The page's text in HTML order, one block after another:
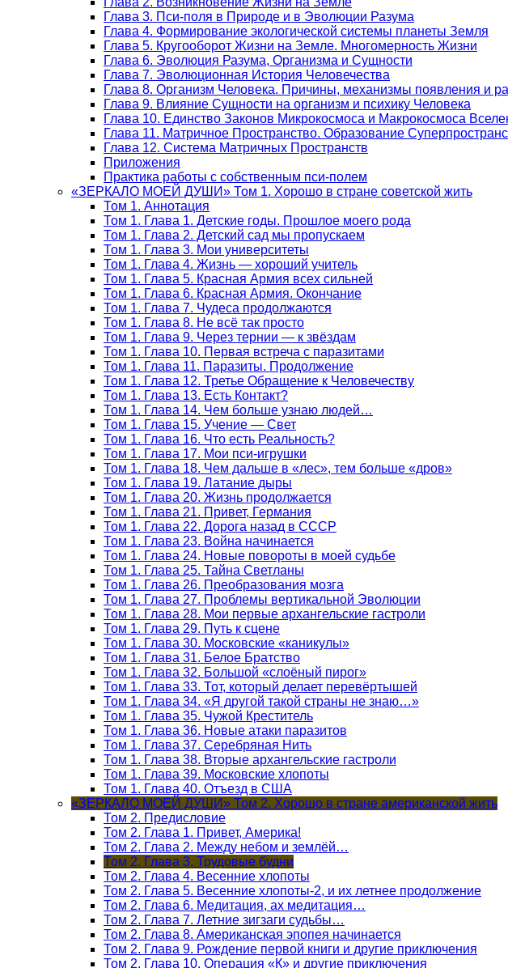
Глава 3. Пси-поля в Природе и в Эволюции Разума
Глава 4. Формирование экологической системы планеты Земля
Глава 5. Кругооборот Жизни на Земле. Многомерность Жизни
Глава 6. Эволюция Разума, Организма и Сущности
Глава 7. Эволюционная История Человечества
Глава 8. Организм Человека. Причины, механизмы появления и
Глава 9. Влияние Сущности на организм и психику Человека
Глава 10. Единство Законов Микрокосмоса и Макрокосмоса
Глава 11. Матричное Пространство. Образование
Глава 12. Система Матричных Пространств
Приложения
Практика работы с собственным пси-полем
«ЗЕРКАЛО МОЕЙ ДУШИ» Том 1. Хорошо в стране советской жить
Том 1. Аннотация
Том 1. Глава 1. Детские годы. Прошлое моего рода
Том 1. Глава 2. Детский сад мы пропускаем
Том 1. Глава 3. Мои университеты
Том 1. Глава 4. Жизнь — хороший учитель
Том 1. Глава 5. Красная Армия всех сильней
Том 1. Глава 6. Красная Армия. Окончание
Том 1. Глава 7. Чудеса продолжаются
Том 1. Глава 8. Не всё так просто
Том 1. Глава 9. Через тернии — к звёздам
Том 1. Глава 10. Первая встреча с паразитами
Том 1. Глава 11. Паразиты. Продолжение
Том 1. Глава 12. Третье Обращение к Человечеству
Том 1. Глава 13. Есть Контакт?
Том 1. Глава 14. Чем больше узнаю людей…
Том 1. Глава 15. Учение — Свет
Том 1. Глава 16. Что есть Реальность?
Том 1. Глава 17. Мои пси-игрушки
Том 1. Глава 18. Чем дальше в «лес», тем больше «дров»
Том 1. Глава 19. Латание дыры
Том 1. Глава 20. Жизнь продолжается
Том 1. Глава 21. Привет, Германия
Том 1. Глава 22. Дорога назад в СССР
Том 1. Глава 23. Война начинается
Том 1. Глава 24. Новые повороты в моей судьбе
Том 1. Глава 25. Тайна Светланы
Том 1. Глава 26. Преобразования мозга
Том 1. Глава 27. Проблемы вертикальной Эволюции
Том 1. Глава 28. Мои первые архангельские гастроли
Том 1. Глава 29. Путь к сцене
Том 1. Глава 30. Московские «каникулы»
Том 1. Глава 31. Белое Братство
Том 1. Глава 32. Большой «слоёный пирог»
Том 1. Глава 33. Тот, который делает перевёртышей
Том 1. Глава 34. «Я другой такой страны не знаю…»
Том 1. Глава 35. Чужой Креститель
Том 1. Глава 36. Новые атаки паразитов
Том 1. Глава 37. Серебряная Нить
Том 1. Глава 38. Вторые архангельские гастроли
Том 1. Глава 39. Московские хлопоты
Том 1. Глава 40. Отъезд в США
«ЗЕРКАЛО МОЕЙ ДУШИ» Том 2. Хорошо в стране американской жить
Том 2. Предисловие
Том 2. Глава 1. Привет, Америка!
Том 2. Глава 2. Между небом и землёй…
Том 2. Глава 3. Трудовые будни
Том 2. Глава 4. Весенние хлопоты
Том 2. Глава 5. Весенние хлопоты-2, и их летнее продолжение
Том 2. Глава 6. Медитация, ах медитация…
Том 2. Глава 7. Летние зигзаги судьбы…
Том 2. Глава 8. Американская эпопея начинается
Том 2. Глава 9. Рождение первой книги и другие приключения
Том 2. Глава 10. Операция «К» и другие приключения